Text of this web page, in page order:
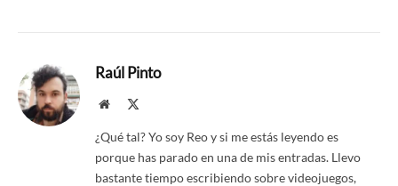
Raúl Pinto
Website
¿Qué tal? Yo soy Reo y si me estás leyendo es
porque has parado en una de mis entradas. Llevo
bastante tiempo escribiendo sobre videojuegos,